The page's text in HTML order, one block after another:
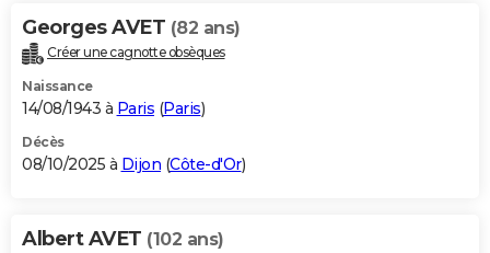
Bricolage
Lifestyle
Culture
Sport
Auto
Television
Voyage
Cinema
Georges AVET (82 ans)
Créer une cagnotte obsèques
Naissance
14/08/1943 à Paris (Paris)
Décès
08/10/2025 à Dijon (Côte-d'Or)
Albert AVET (102 ans)